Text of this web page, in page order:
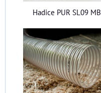
Hadice PUR SL09 MB